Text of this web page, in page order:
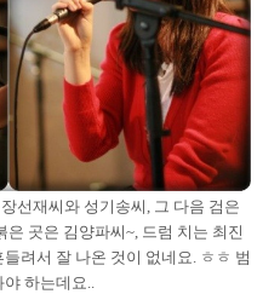
선재씨와 성기송씨, 그 다음 검은
은 곳은 김양파씨~, 드럼 치는 최진
려서 잘 나온 것이 없네요. ㅎㅎ 범
하는데요..